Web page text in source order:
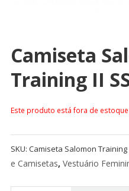
Camiseta
Training II
Este produto está fora de
SKU: Camiseta Salomon Training
e Camisetas, Vestuário